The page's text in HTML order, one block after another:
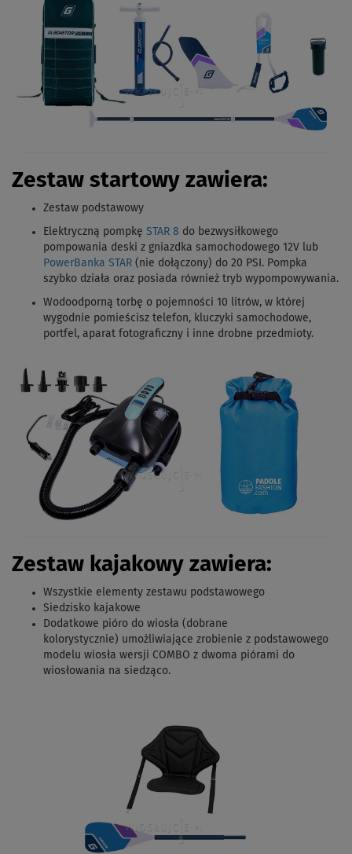
Zestaw startowy zawiera:
Zestaw podstawowy
Elektryczną pompkę STAR 8 do bezwysiłkowego
pompowania deski z gniazdka samochodowego 12V lub
PowerBanka STAR (nie dołączony) do 20 PSI. Pompka
szybko działa oraz posiada również tryb wypompowywania.
Wodoodporną torbę o pojemności 10 litrów, w której
wygodnie pomieścisz telefon, kluczyki samochodowe,
portfel, aparat fotograficzny i inne drobne przedmioty.
Zestaw kajakowy zawiera:
Wszystkie elementy zestawu podstawowego
Siedzisko kajakowe
Dodatkowe pióro do wiosła (dobrane
kolorystycznie) umożliwiające zrobienie z podstawowego
modelu wiosła wersji COMBO z dwoma piórami do
wiosłowania na siedząco.